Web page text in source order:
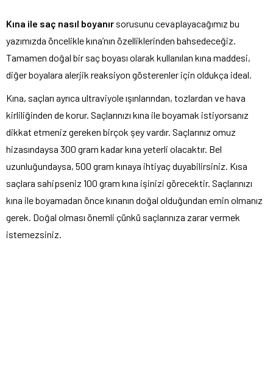
Kına ile saç nasıl boyanır sorusunu cevaplayacağımız bu
yazımızda öncelikle kına’nın özelliklerinden bahsedeceğiz.
Tamamen doğal bir saç boyası olarak kullanılan kına maddesi,
diğer boyalara alerjik reaksiyon gösterenler için oldukça ideal.
Kına, saçları ayrıca ultraviyole ışınlarından, tozlardan ve hava
kirliliğinden de korur. Saçlarınızı kına ile boyamak istiyorsanız
dikkat etmeniz gereken birçok şey vardır. Saçlarınız omuz
hizasındaysa 300 gram kadar kına yeterli olacaktır. Bel
uzunluğundaysa, 500 gram kınaya ihtiyaç duyabilirsiniz. Kısa
saçlara sahipseniz 100 gram kına işinizi görecektir. Saçlarınızı
kına ile boyamadan önce kınanın doğal olduğundan emin olmanız
gerek. Doğal olması önemli çünkü saçlarınıza zarar vermek
istemezsiniz.